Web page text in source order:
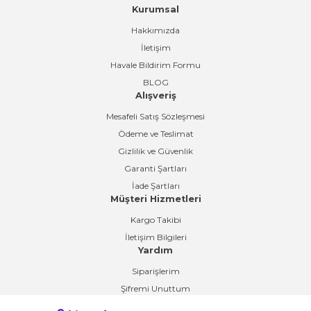
Kurumsal
Hakkımızda
İletişim
Havale Bildirim Formu
BLOG
Alışveriş
Mesafeli Satış Sözleşmesi
Ödeme ve Teslimat
Gizlilik ve Güvenlik
Garanti Şartları
İade Şartları
Müşteri Hizmetleri
Kargo Takibi
İletişim Bilgileri
Yardım
Siparişlerim
Şifremi Unuttum